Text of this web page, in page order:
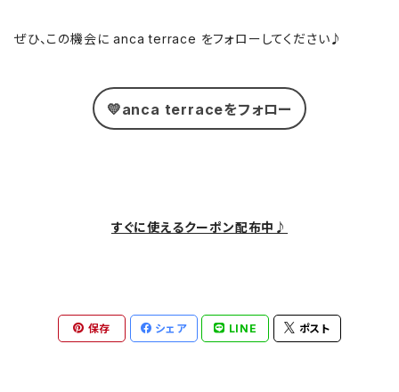
ぜひ、この機会に anca terrace をフォローしてください♪
💛anca terraceをフォロー
すぐに使えるクーポン配布中♪
保存 シェア LINE ポスト